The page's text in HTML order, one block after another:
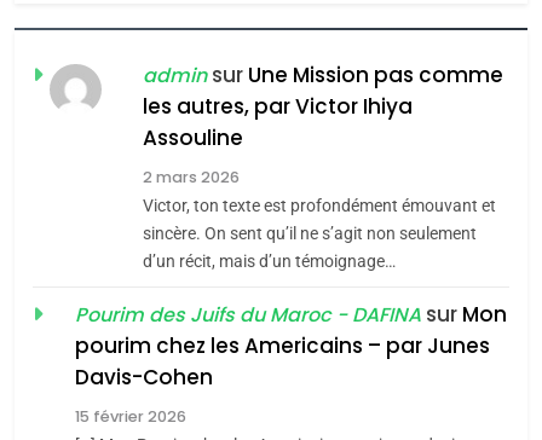
CE QUI NOUS MANQUE –
Jacques Hadida
JUDAISME
Maroc : Les amandes de
Tafraout, le miel de Tadla
Azilal consacrés produits
du terroir
DAFINA MAROC
Oeil ravageur – Vanessa
De Loya Stauber
adminsur Une Mission pas comme
les autres, par Victor Ihiya
Assouline
2 mars 2026
Victor, ton texte est profondément émouvant et
sincère. On sent qu’il ne s’agit non seulement
d’un récit, mais d’un témoignage…
Pourim des Juifs du Maroc - DAFINA sur Mon
pourim chez les Americains – par Junes
Davis-Cohen
15 février 2026